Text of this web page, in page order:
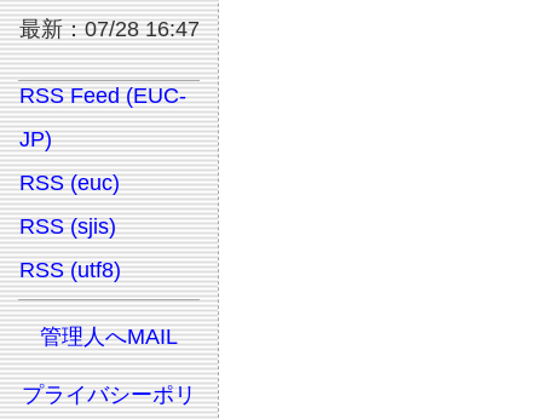
最新：07/28 16:47
RSS Feed (EUC-
JP)
RSS (euc)
RSS (sjis)
RSS (utf8)
管理人へMAIL
プライバシーポリ